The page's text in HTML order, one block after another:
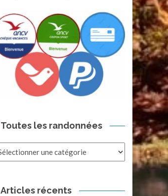
Toutes les randonnées
Articles récents